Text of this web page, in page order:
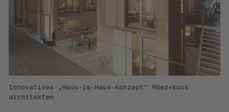
Innovatives „Haus-im-Haus-Konzept“ ©bez+kock
architekten